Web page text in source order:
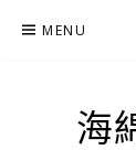
MENU
海